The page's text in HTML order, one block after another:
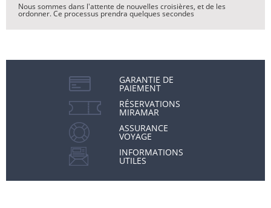
Nous sommes dans l'attente de nouvelles croisières, et de les
ordonner. Ce processus prendra quelques secondes
GARANTIE DE
PAIEMENT
RÉSERVATIONS
MIRAMAR
ASSURANCE
VOYAGE
INFORMATIONS
UTILES